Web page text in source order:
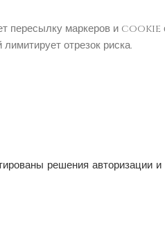
пересылку маркеров и cookie
отрезок риска.
решения авторизации